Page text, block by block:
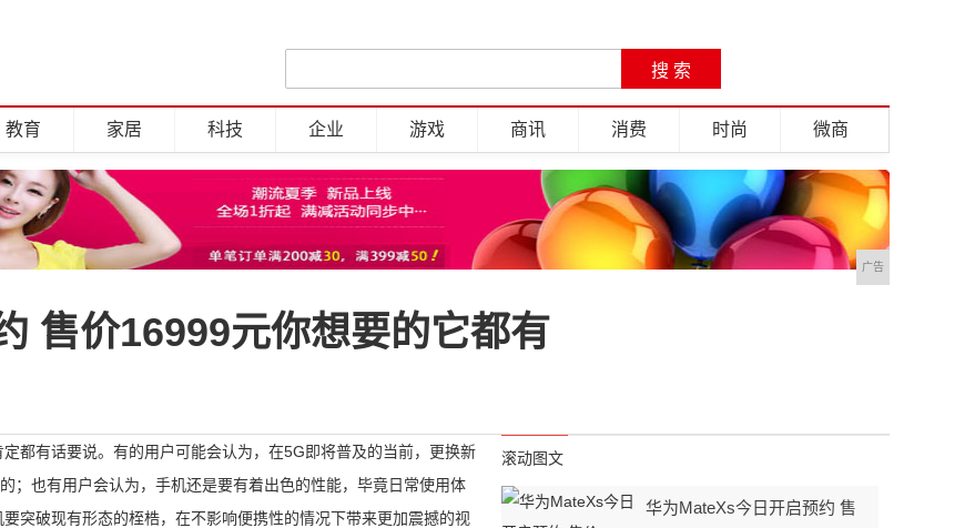
教育 家居 科技 企业 游戏 商讯 消费 时尚 微商
广告
售价16999元你想要的它都有
都有话要说。有的用户可能会认为，在5G即将普及的当前，更换新
；也有用户会认为，手机还是要有着出色的性能，毕竟日常使用体
突破现有形态的桎梏，在不影响便携性的情况下带来更加震撼的视
滚动图文
华为MateXs今日开启预约 售